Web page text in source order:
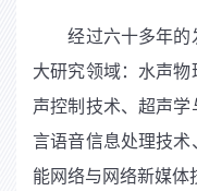
经过六十多年的
大研究领域：水声
声控制技术、超声
言语音信息处理技
能网络与网络新媒体